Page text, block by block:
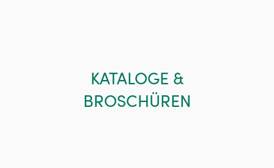
KATALOGE &
BROSCHÜREN